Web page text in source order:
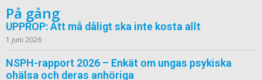
På gång
UPPROP: Att må dåligt ska inte kosta allt
1 juni 2026
NSPH-rapport 2026 – Enkät om ungas psykiska
ohälsa och deras anhöriga